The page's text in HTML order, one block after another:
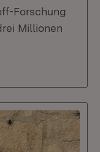
Forschung
Millionen